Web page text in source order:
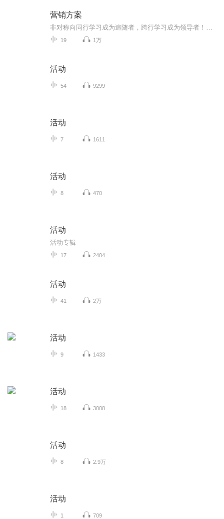
营销方案
19 1万
活动
54 9299
活动
7 1611
活动
8 470
活动
活动专辑
17 2404
活动
41 2万
活动
9 1433
活动
18 3008
活动
8 2.9万
活动
1 709